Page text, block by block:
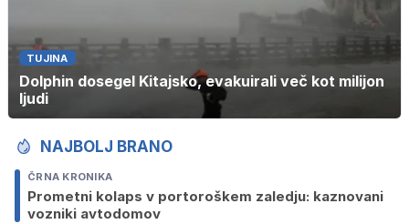
TUJINA
Dolphin dosegel Kitajsko, evakuirali več kot milijon
ljudi
NAJBOLJ BRANO
ČRNA KRONIKA
Prometni kolaps v portoroškem zaledju: kaznovani
vozniki avtodomov